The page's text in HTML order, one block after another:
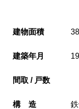
建物面積
建築年月
間取 / 戸数
構造